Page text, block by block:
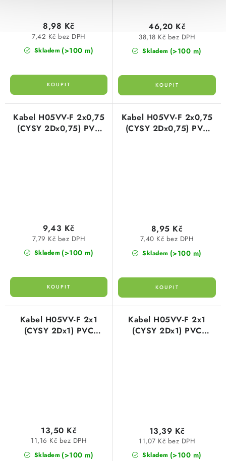
Skladem (>100 m)
7,42 Kč bez DPH
8,98 Kč
Skladem (>100 m)
38,18 Kč bez DPH
46,20 Kč
Kabel H05VV-F 2x0,75
(CYSY 2Dx0,75) PVC
Skladem (>100 m)
7,79 Kč bez DPH
9,43 Kč
Kabel H05VV-F 2x0,75
(CYSY 2Dx0,75) PVC
Skladem (>100 m)
7,40 Kč bez DPH
8,95 Kč
Kabel H05VV-F 2x1
(CYSY 2Dx1) PVC
Skladem (>100 m)
11,16 Kč bez DPH
13,50 Kč
Kabel H05VV-F 2x1
(CYSY 2Dx1) PVC
Skladem (>100 m)
11,07 Kč bez DPH
13,39 Kč